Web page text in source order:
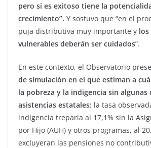
pero si es exitoso tiene la
crecimiento”. Y sostuvo que “en el
puja distributiva muy importante y los
vulnerables deberán ser cuidados”.
En este contexto, el Observatorio
de simulación en el que estiman a
la pobreza y la indigencia sin algunas
asistencias estatales: la tasa
indigencia treparía al 17,1% sin la
por Hijo (AUH) y otros programas, al
excluyeran las pensiones no